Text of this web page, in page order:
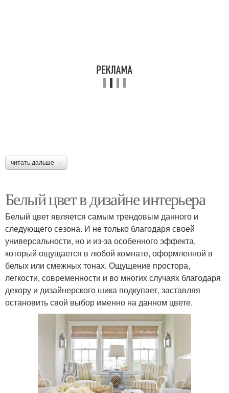
читать дальше →
Белый цвет в дизайне интерьера
Белый цвет является самым трендовым данного и
следующего сезона. И не только благодаря своей
универсальности, но и из-за особенного эффекта,
который ощущается в любой комнате, оформленной в
белых или смежных тонах. Ощущение простора,
легкости, современности и во многих случаях благодаря
декору и дизайнерского шика подкупает, заставляя
остановить свой выбор именно на данном цвете.